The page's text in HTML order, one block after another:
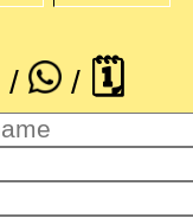
/ / 🗓